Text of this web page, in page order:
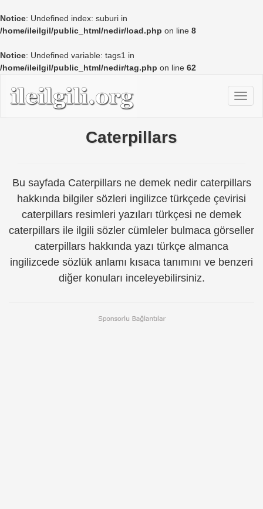
Notice: Undefined index: suburi in
/home/ileilgil/public_html/nedir/load.php on line 8
Notice: Undefined variable: tags1 in
/home/ileilgil/public_html/nedir/tag.php on line 62
Caterpillars
Bu sayfada Caterpillars ne demek nedir caterpillars
hakkında bilgiler sözleri ingilizce türkçede çevirisi
caterpillars resimleri yazıları türkçesi ne demek
caterpillars ile ilgili sözler cümleler bulmaca görseller
caterpillars hakkında yazı türkçe almanca
ingilizcede sözlük anlamı kısaca tanımını ve benzeri
diğer konuları inceleyebilirsiniz.